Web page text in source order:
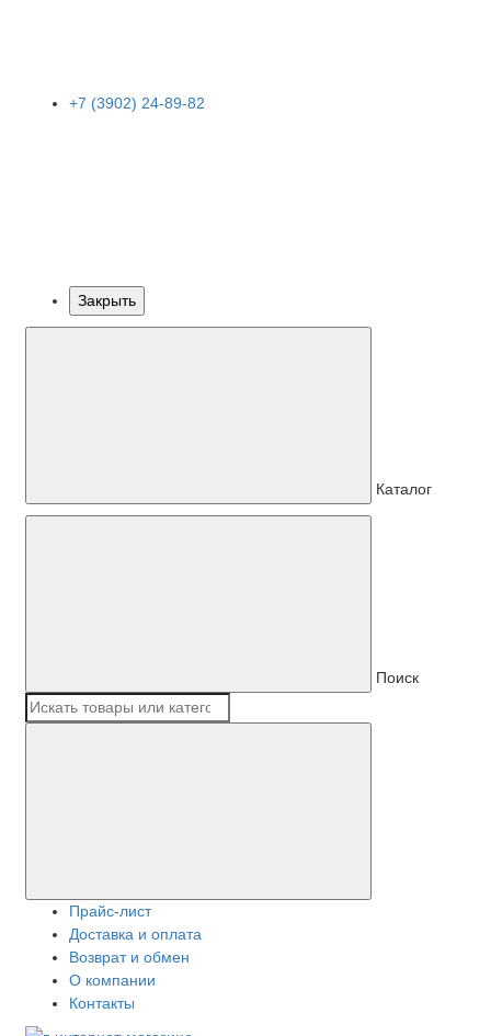
+7 (3902) 24-89-82
Закрыть
Каталог
Поиск
Прайс-лист
Доставка и оплата
Возврат и обмен
О компании
Контакты